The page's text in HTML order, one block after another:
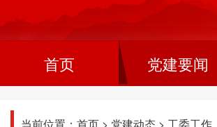
首页 党建要闻